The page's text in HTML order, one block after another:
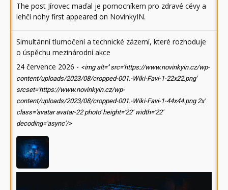
The post Jírovec maďal je pomocníkem pro zdravé cévy a
lehčí nohy first appeared on NovinkyIN.
Simultánní tlumočení a technické zázemí, které rozhoduje
o úspěchu mezinárodní akce
24 července 2026 - <img alt='' src='https://www.novinkyin.cz/wp-
content/uploads/2023/08/cropped-001.-Wiki-Favi-1-22x22.png'
srcset='https://www.novinkyin.cz/wp-
content/uploads/2023/08/cropped-001.-Wiki-Favi-1-44x44.png 2x'
class='avatar avatar-22 photo' height='22' width='22'
decoding='async'/>